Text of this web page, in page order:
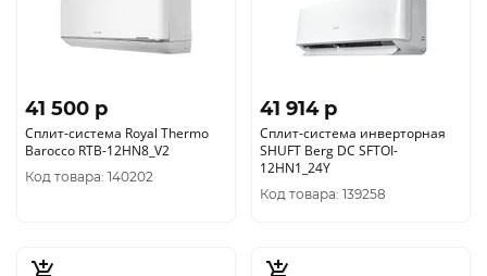
41 500 p
Сплит-система Royal Thermo
Barocco RTB-12HN8_V2
Код товара: 140202
41 914 p
Сплит-система инверторная
SHUFT Berg DC SFTOI-
12HN1_24Y
Код товара: 139258